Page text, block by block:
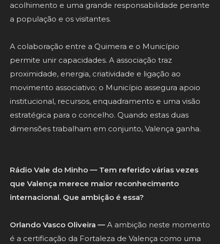
acolhimento e uma grande responsabilidade perante
a população e os visitantes.
A colaboração entre a Quimera e o Município
permite unir capacidades. A associação traz
proximidade, energia, criatividade e ligação ao
movimento associativo; o Município assegura apoio
institucional, recursos, enquadramento e uma visão
estratégica para o concelho. Quando estas duas
dimensões trabalham em conjunto, Valença ganha.
Rádio Vale do Minho — Tem referido várias vezes
que Valença merece maior reconhecimento
internacional. Que ambição é essa?
Orlando Vasco Oliveira — A ambição neste momento
é a certificação da Fortaleza de Valença como uma